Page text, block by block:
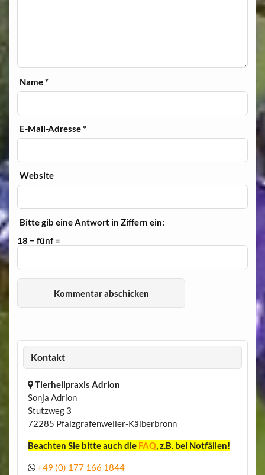
Name*
E-Mail-Adresse*
Website
Bitte gib eine Antwort in Ziffern ein:
18 − fünf =
Kontakt
Tierheilpraxis Adrion
Sonja Adrion
Stutzweg 3
72285 Pfalzgrafenweiler-Kälberbronn
Beachten Sie bitte auch die FAQ, z.B. bei Notfällen!
+49 (0) 177 166 1844